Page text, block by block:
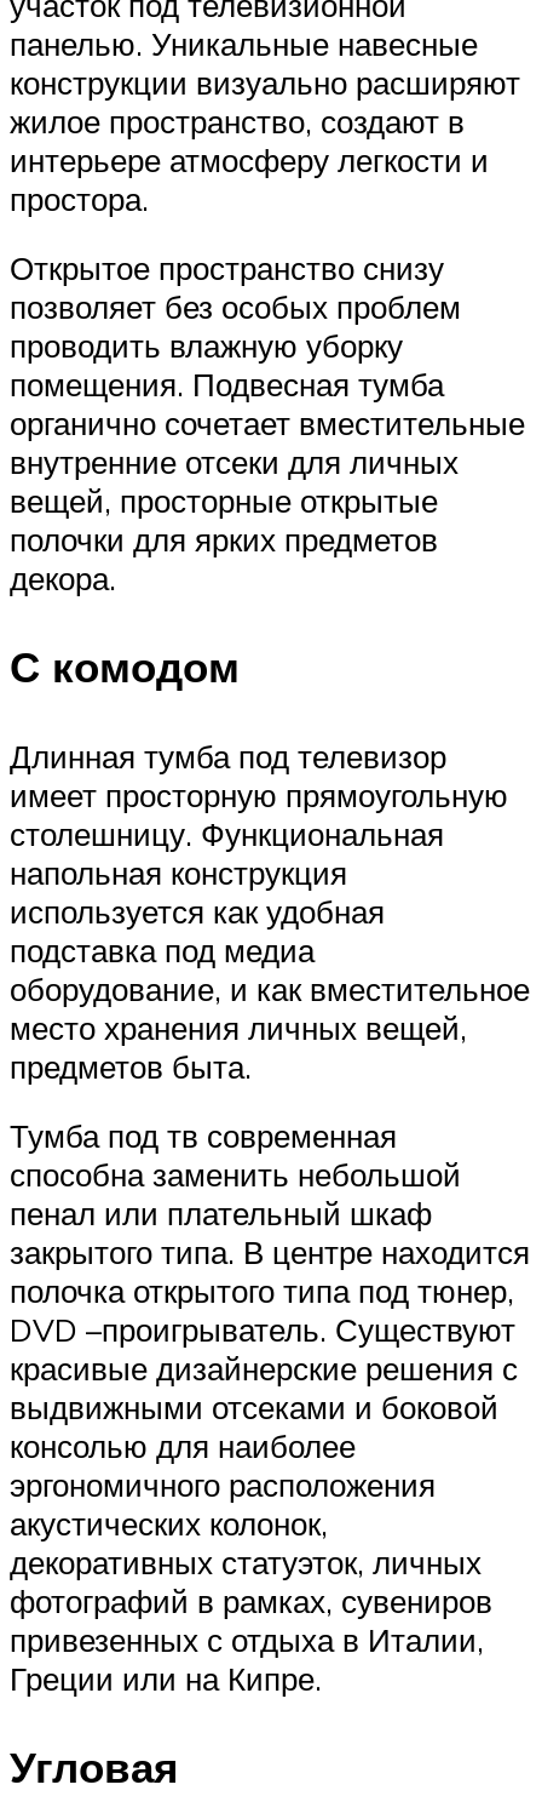
панелью. Уникальные навесные
конструкции визуально расширяют
жилое пространство, создают в
интерьере атмосферу легкости и
простора.
Открытое пространство снизу
позволяет без особых проблем
проводить влажную уборку
помещения. Подвесная тумба
органично сочетает вместительные
внутренние отсеки для личных
вещей, просторные открытые
полочки для ярких предметов
декора.
С комодом
Длинная тумба под телевизор
имеет просторную прямоугольную
столешницу. Функциональная
напольная конструкция
используется как удобная
подставка под медиа
оборудование, и как вместительное
место хранения личных вещей,
предметов быта.
Тумба под тв современная
способна заменить небольшой
пенал или плательный шкаф
закрытого типа. В центре находится
полочка открытого типа под тюнер,
DVD –проигрыватель. Существуют
красивые дизайнерские решения с
выдвижными отсеками и боковой
консолью для наиболее
эргономичного расположения
акустических колонок,
декоративных статуэток, личных
фотографий в рамках, сувениров
привезенных с отдыха в Италии,
Греции или на Кипре.
Угловая